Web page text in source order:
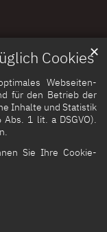
Cookies
Webseiten-
für den Betrieb der
Inhalte und Statistik
1 lit. a DSGVO).
Sie Ihre Cookie-
✕